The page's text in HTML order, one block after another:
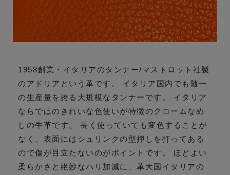
1958創業・イタリアのタンナー/マストロット社製
のアドリアという革です。 イタリア国内でも随一
の生産量を誇る大規模なタンナーです。 イタリア
ならではのきれいな色使いが特徴のクロームなめ
しの牛革です。 長く使っていても変色することが
なく、表面にはシュリンクの型押しを打ってある
ので傷が目立たないのがポイントです。 ほどよい
柔らかさと絶妙なハリ加減に、革大国イタリアの